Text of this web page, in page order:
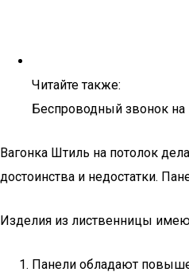
Читайте также:
Беспроводный звонок
Вагонка Штиль на потолок
достоинства и недостатки.
Изделия из лиственницы
Панели обладают